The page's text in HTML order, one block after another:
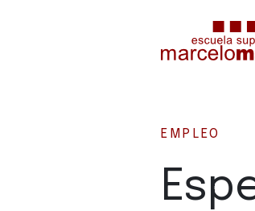
EMPLEO